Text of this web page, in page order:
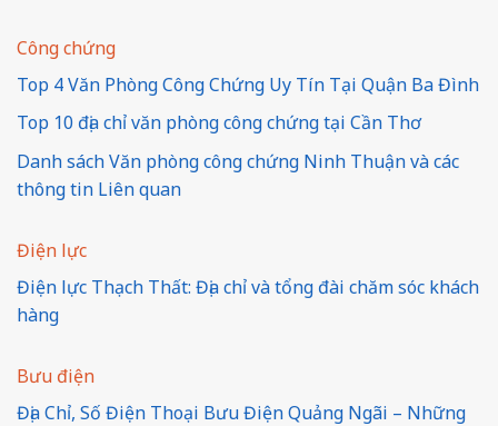
Công chứng
Top 4 Văn Phòng Công Chứng Uy Tín Tại Quận Ba Đình
Top 10 địa chỉ văn phòng công chứng tại Cần Thơ
Danh sách Văn phòng công chứng Ninh Thuận và các
thông tin Liên quan
Điện lực
Điện lực Thạch Thất: Địa chỉ và tổng đài chăm sóc khách
hàng
Bưu điện
Địa Chỉ, Số Điện Thoại Bưu Điện Quảng Ngãi – Những